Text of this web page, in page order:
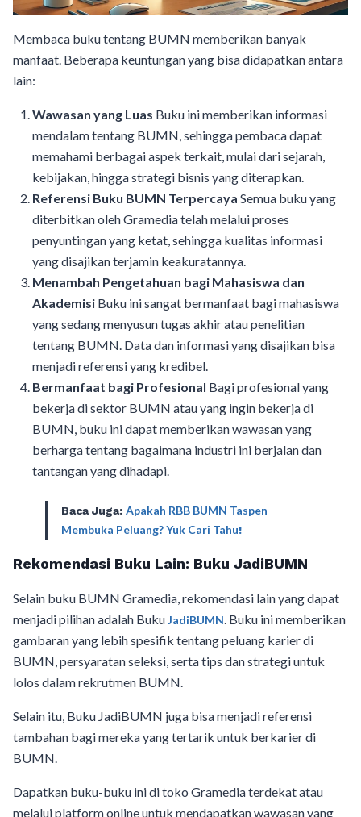
Membaca buku tentang BUMN memberikan banyak
manfaat. Beberapa keuntungan yang bisa didapatkan antara
lain:
Wawasan yang Luas Buku ini memberikan informasi
mendalam tentang BUMN, sehingga pembaca dapat
memahami berbagai aspek terkait, mulai dari sejarah,
kebijakan, hingga strategi bisnis yang diterapkan.
Referensi Buku BUMN Terpercaya Semua buku yang
diterbitkan oleh Gramedia telah melalui proses
penyuntingan yang ketat, sehingga kualitas informasi
yang disajikan terjamin keakuratannya.
Menambah Pengetahuan bagi Mahasiswa dan
Akademisi Buku ini sangat bermanfaat bagi mahasiswa
yang sedang menyusun tugas akhir atau penelitian
tentang BUMN. Data dan informasi yang disajikan bisa
menjadi referensi yang kredibel.
Bermanfaat bagi Profesional Bagi profesional yang
bekerja di sektor BUMN atau yang ingin bekerja di
BUMN, buku ini dapat memberikan wawasan yang
berharga tentang bagaimana industri ini berjalan dan
tantangan yang dihadapi.
Baca Juga: Apakah RBB BUMN Taspen
Membuka Peluang? Yuk Cari Tahu!
Rekomendasi Buku Lain: Buku JadiBUMN
Selain buku BUMN Gramedia, rekomendasi lain yang dapat
menjadi pilihan adalah BukuJadiBUMN . Buku ini memberikan
gambaran yang lebih spesifik tentang peluang karier di
BUMN, persyaratan seleksi, serta tips dan strategi untuk
lolos dalam rekrutmen BUMN.
Selain itu, Buku JadiBUMN juga bisa menjadi referensi
tambahan bagi mereka yang tertarik untuk berkarier di
BUMN.
Dapatkan buku-buku ini di toko Gramedia terdekat atau
melalui platform online untuk mendapatkan wawasan yang